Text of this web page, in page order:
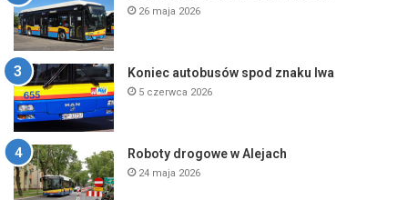
26 maja 2026
Koniec autobusów spod znaku lwa
5 czerwca 2026
Roboty drogowe w Alejach
24 maja 2026